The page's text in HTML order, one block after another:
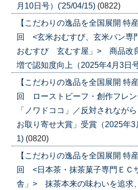
月10日号）('25/04/15) (0822)
【こだわりの逸品を全国展開 特
回 <玄米おむすび、玄米パン専
おむすび 玄むす屋」> 商品改
増で認知度向上（2025年4月3日
【こだわりの逸品を全国展開 特
回 ローストビーフ・創作フレン
「ノワドココ」／反対されなが
お取り寄せ大賞」受賞（2025年
1) (0820)
【こだわりの逸品を全国展開
回 <日本茶・抹茶菓子専門ＥＣ
舎」> 抹茶本来の味わいを追求